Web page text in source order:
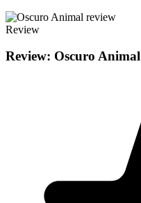
Review
Review: Oscuro Animal